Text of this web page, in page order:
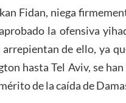
Fidan, niega
la ofensiva
arrepientan de ello, ya
hasta Tel Aviv, se
de la caída de